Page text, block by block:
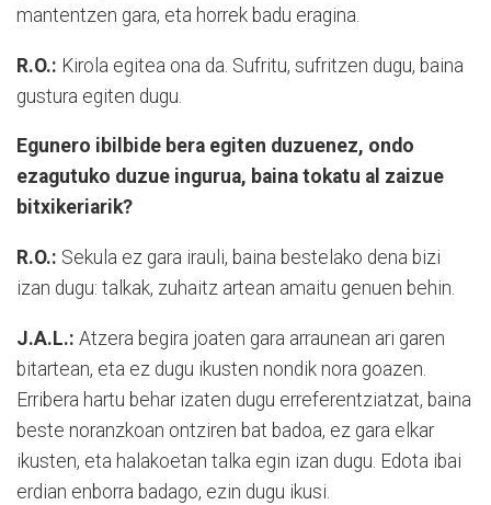
mantentzen gara, eta horrek badu eragina.
R.O.: Kirola egitea ona da. Sufritu, sufritzen dugu, baina
gustura egiten dugu.
Egunero ibilbide bera egiten duzuenez, ondo
ezagutuko duzue ingurua, baina tokatu al zaizue
bitxikeriarik?
R.O.: Sekula ez gara irauli, baina bestelako dena bizi
izan dugu: talkak, zuhaitz artean amaitu genuen behin.
J.A.L.: Atzera begira joaten gara arraunean ari garen
bitartean, eta ez dugu ikusten nondik nora goazen.
Erribera hartu behar izaten dugu erreferentziatzat, baina
beste noranzkoan ontziren bat badoa, ez gara elkar
ikusten, eta halakoetan talka egin izan dugu. Edota ibai
erdian enborra badago, ezin dugu ikusi.